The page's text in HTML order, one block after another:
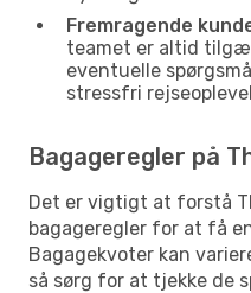
Fremragende
teamet er altid
eventuelle
stressfri
Bagageregler på
Det er vigtigt at forstå
bagageregler for at få
Bagagekvoter kan
så sørg for at tjekke de